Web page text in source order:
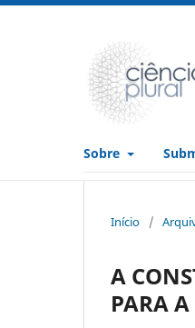
Sobre
Início /
A
PARA